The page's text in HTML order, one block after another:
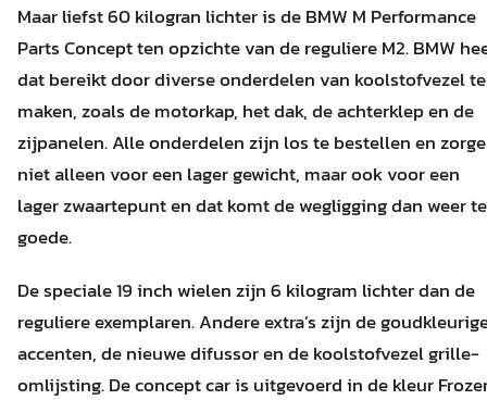
Maar liefst 60 kilogran lichter is de BMW M Performance
Parts Concept ten opzichte van de reguliere M2. BMW
dat bereikt door diverse onderdelen van koolstofvezel te
maken, zoals de motorkap, het dak, de achterklep en de
zijpanelen. Alle onderdelen zijn los te bestellen en
niet alleen voor een lager gewicht, maar ook voor een
lager zwaartepunt en dat komt de wegligging dan weer
goede.
De speciale 19 inch wielen zijn 6 kilogram lichter dan de
reguliere exemplaren. Andere extra’s zijn de
accenten, de nieuwe difussor en de koolstofvezel grille-
omlijsting. De concept car is uitgevoerd in de kleur